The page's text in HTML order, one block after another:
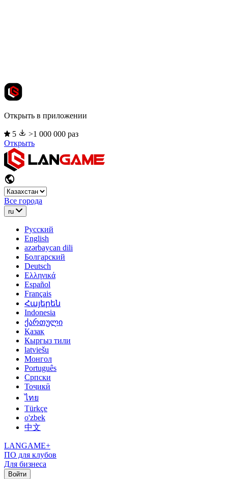
Открыть в приложении
5
>1 000 000 раз
Открыть
Все города
ru
Русский
English
azərbaycan dili
Болгарский
Deutsch
Ελληνικά
Español
Français
Հայերեն
Indonesia
ქართული
Қазақ
Кыргыз тили
latviešu
Монгол
Português
Српски
Тоҷикӣ
ไทย
Türkçe
o'zbek
中文
LANGAME+
ПО для клубов
Для бизнеса
Войти